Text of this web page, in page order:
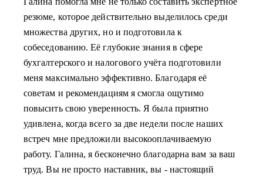
резюме, которое действительно выделилось среди
множества других, но и подготовила к
собеседованию. Её глубокие знания в сфере
бухгалтерского и налогового учёта подготовили
меня максимально эффективно. Благодаря её
советам и рекомендациям я смогла ощутимо
повысить свою уверенность. Я была приятно
удивлена, когда всего за две недели после наших
встреч мне предложили высокооплачиваемую
работу. Галина, я бесконечно благодарна вам за ваш
труд. Вы не просто наставник, вы - настоящий